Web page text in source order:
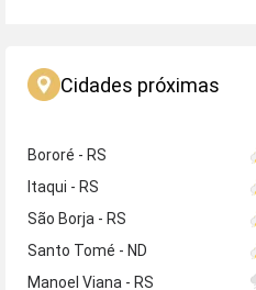
Cidades próximas
Bororé - RS
Itaqui - RS
São Borja - RS
Santo Tomé - ND
Manoel Viana - RS